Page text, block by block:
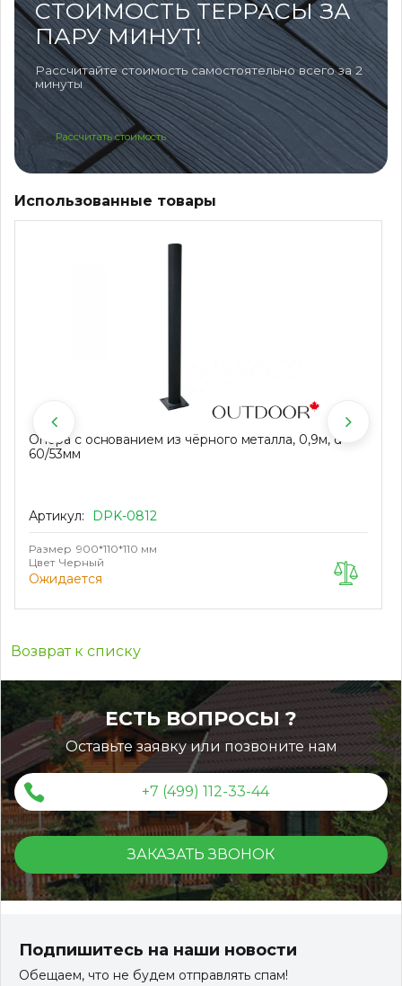
СТОИМОСТЬ ТЕРРАСЫ ЗА
ПАРУ МИНУТ!
Рассчитайте стоимость самостоятельно всего за 2
минуты
Рассчитать стоимость
Использованные товары
Опора с основанием из чёрного металла, 0,9м, d
60/53мм
Артикул: DPK-0812
Размер 900*110*110 мм
Цвет Черный
Ожидается
Возврат к списку
ЕСТЬ ВОПРОСЫ ?
Оставьте заявку или позвоните нам
+7 (499) 112-33-44
ЗАКАЗАТЬ ЗВОНОК
Подпишитесь на наши новости
Обещаем, что не будем отправлять спам!